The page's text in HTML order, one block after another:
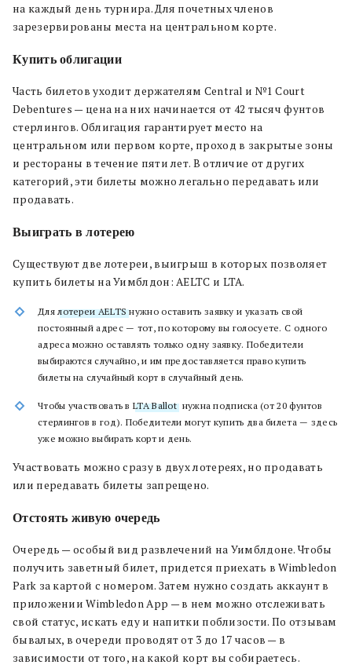
на каждый день турнира. Для почетных членов
зарезервированы места на центральном корте.
Купить облигации
Часть билетов уходит держателям Сentral и №1 Court
Debentures — цена на них начинается от 42 тысяч фунтов
стерлингов. Облигация гарантирует место на
центральном или первом корте, проход в закрытые зоны
и рестораны в течение пяти лет. В отличие от других
категорий, эти билеты можно легально передавать или
продавать.
Выиграть в лотерею
Существуют две лотереи, выигрыш в которых позволяет
купить билеты на Уимблдон: AELTC и LTA.
Длялотереи AELTSнужно оставить заявку и указать свой
постоянный адрес — тот, по которому вы голосуете. С одного
адреса можно оставлять только одну заявку. Победители
выбираются случайно, и им предоставляется право купить
билеты на случайный корт в случайный день.
Чтобы участвовать в LTA Ballot, нужна подписка (от 20 фунтов
стерлингов в год). Победители могут купить два билета — здесь
уже можно выбирать корт и день.
Участвовать можно сразу в двух лотереях, но продавать
или передавать билеты запрещено.
Отстоять живую очередь
Очередь — особый вид развлечений на Уимблдоне. Чтобы
получить заветный билет, придется приехать в Wimbledon
Park за картой с номером. Затем нужно создать аккаунт в
приложении Wimbledon App — в нем можно отслеживать
свой статус, искать еду и напитки поблизости. По отзывам
бывалых, в очереди проводят от 3 до 17 часов — в
зависимости от того, на какой корт вы собираетесь.